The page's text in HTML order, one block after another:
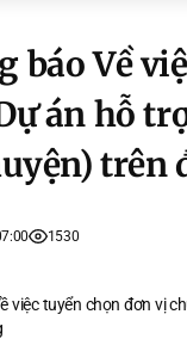
báo Về
án hỗ
trên
1530
việc tuyển chọn đơn vị